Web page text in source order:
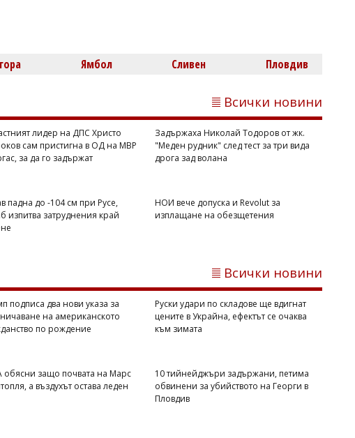
Дунав падна до -104 см при Русе,
НОИ вече допуска и Revolut за
изплащане на обезщетения
Ямбол Сливен Пловдив
Всички новини
лидер на ДПС Христо
сам пристигна в ОД на МВР
за да го задържат
Задържаха Николай Тодоров от жк.
"Меден рудник" след тест за три вида
дрога зад волана
падна до -104 см при Русе,
изпитва затруднения край
НОИ вече допуска и Revolut за
изплащане на обезщетения
Всички новини
подписа два нови указа за
на американското
по рождение
Руски удари по складове ще вдигнат
цените в Украйна, ефектът се очаква
към зимата
обясни защо почвата на Марс
а въздухът остава леден
10 тийнейджъри задържани, петима
обвинени за убийството на Георги в
Пловдив